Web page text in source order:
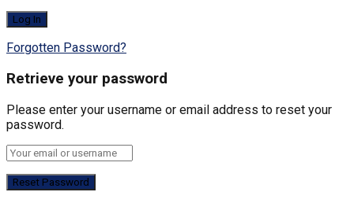
Forgotten Password?
Retrieve your password
Please enter your username or email address to reset your
password.